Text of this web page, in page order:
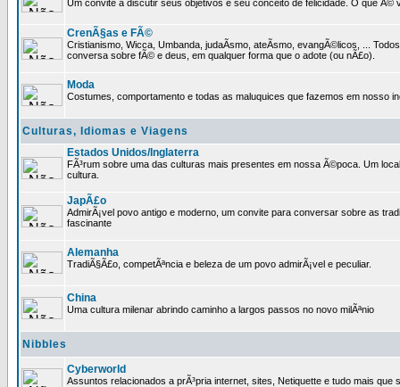
Um convite a discutir seus objetivos e seu conceito de felicidade. O que Ã©
CrenÃ§as e FÃ©
Cristianismo, Wicca, Umbanda, judaÃ­smo, ateÃ­smo, evangÃ©licos, ...
conversa sobre fÃ© e deus, em qualquer forma que o adote (ou nÃ£o).
Moda
Costumes, comportamento e todas as maluquices que fazemos em nosso
Culturas, Idiomas e Viagens
Estados Unidos/Inglaterra
FÃ³rum sobre uma das culturas mais presentes em nossa Ã©poca. Um
cultura.
JapÃ£o
AdmirÃ¡vel povo antigo e moderno, um convite para conversar sobre as
fascinante
Alemanha
TradiÃ§Ã£o, competÃªncia e beleza de um povo admirÃ¡vel e peculiar.
China
Uma cultura milenar abrindo caminho a largos passos no novo milÃªnio
Nibbles
Cyberworld
Assuntos relacionados a prÃ³pria internet, sites, Netiquette e tudo mais que